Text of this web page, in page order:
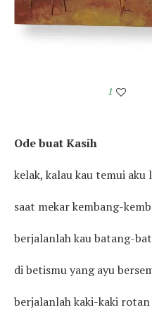
1
Ode buat Kasih
kelak, kalau kau temui aku
saat mekar kembang-
berjalanlah kau batang-
di betismu yang ayu
berjalanlah kaki-kaki rotan